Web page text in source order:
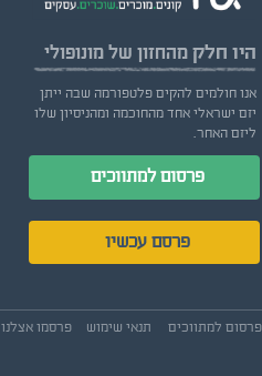
היו חלקמהחזון של מונופולי
אנו חולמים להקים פלטפורמה שבה ייתן
יזם ישראלי אחד מהחוכמה ומהניסיון שלו
ליזם האחר.
פרסום למתווכים
פרסם עכשיו
פרסום למתווכים תנאי שימוש פרסמו אצלנו